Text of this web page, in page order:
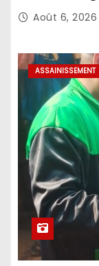
agricoles
Août 6, 2026
ASSAINISSEMENT